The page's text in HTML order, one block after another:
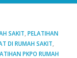
SAKIT PELATIHAN
DI RUMAH SAKIT
PKPO RUMAH